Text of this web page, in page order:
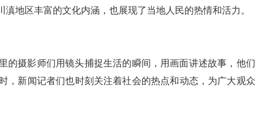
地区丰富的文化内涵，也展现了当地人民的热情和活力。
的摄影师们用镜头捕捉生活的瞬间，用画面讲述故事，他们
，新闻记者们也时刻关注着社会的热点和动态，为广大观众